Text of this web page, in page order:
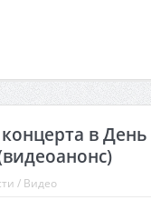
в День
/ Видео